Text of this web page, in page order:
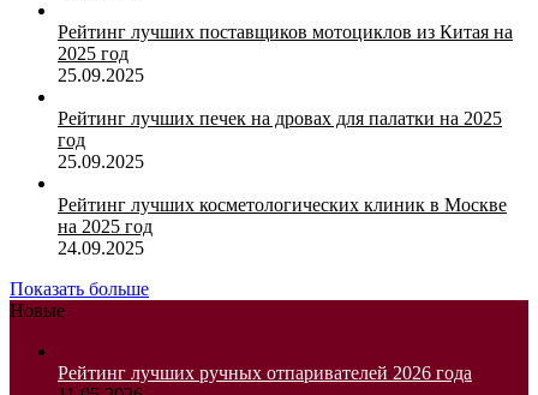
Рейтинг лучших поставщиков мотоциклов из Китая на
2025 год
25.09.2025
Рейтинг лучших печек на дровах для палатки на 2025
год
25.09.2025
Рейтинг лучших косметологических клиник в Москве
на 2025 год
24.09.2025
Показать больше
Новые
Рейтинг лучших ручных отпаривателей 2026 года